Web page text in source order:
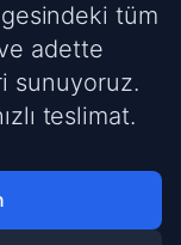
tüm
adette
sunuyoruz.
teslimat.